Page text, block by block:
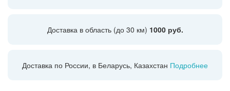
Доставка в область (до 30 км) 1000 руб.
Доставка по России, в Беларусь, Казахстан Подробнее